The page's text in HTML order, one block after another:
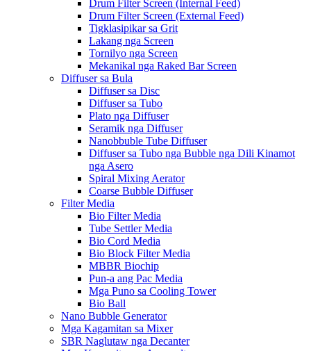
Drum Filter Screen (Internal Feed)
Drum Filter Screen (External Feed)
Tigklasipikar sa Grit
Lakang nga Screen
Tornilyo nga Screen
Mekanikal nga Raked Bar Screen
Diffuser sa Bula
Diffuser sa Disc
Diffuser sa Tubo
Plato nga Diffuser
Seramik nga Diffuser
Nanobbuble Tube Diffuser
Diffuser sa Tubo nga Bubble nga Dili Kinamot
nga Asero
Spiral Mixing Aerator
Coarse Bubble Diffuser
Filter Media
Bio Filter Media
Tube Settler Media
Bio Cord Media
Bio Block Filter Media
MBBR Biochip
Pun-a ang Pac Media
Mga Puno sa Cooling Tower
Bio Ball
Nano Bubble Generator
Mga Kagamitan sa Mixer
SBR Naglutaw nga Decanter